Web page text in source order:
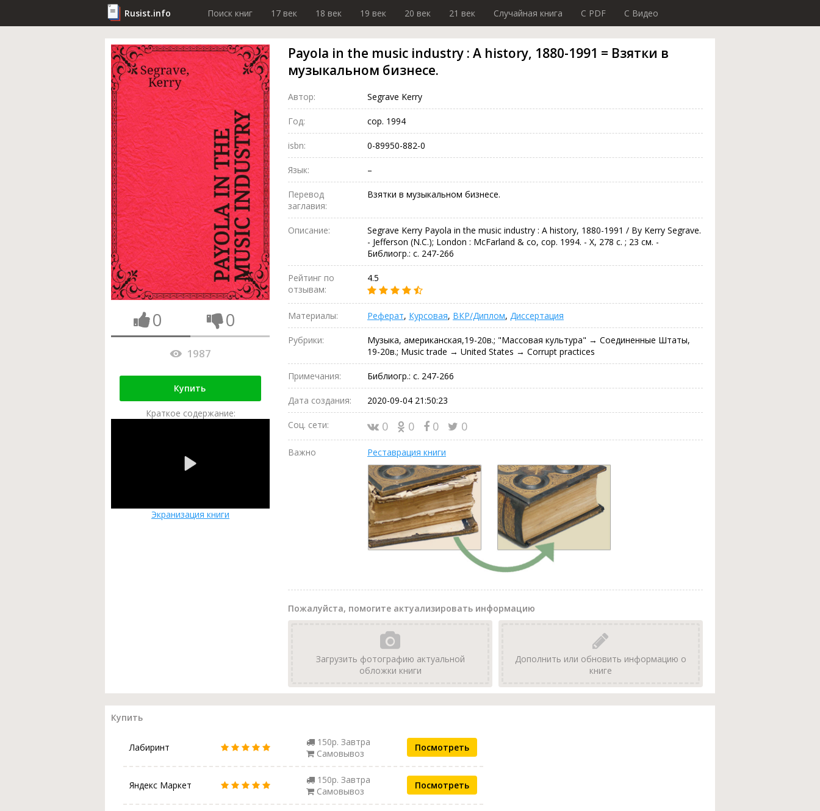
Rusist.info Поиск книг 17 век 18 век 19 век 20 век 21 век Случайная книга C PDF C Видео
0 0
1987
Купить
Краткое содержание:
Экранизация книги
Payola in the music industry : A history, 1880-1991 = Взятки в
музыкальном бизнесе.
Автор: Segrave Kerry
Год: cop. 1994
isbn: 0-89950-882-0
Язык: –
Перевод
заглавия:
Взятки в музыкальном бизнесе.
Описание:
Segrave Kerry Payola in the music industry : A history, 1880-1991 / By Kerry Segrave.
- Jefferson (N.C.); London : McFarland & co, cop. 1994. - X, 278 c. ; 23 см. -
Библиогр.: с. 247-266
Рейтинг по
отзывам:
4.5
Материалы: Реферат, Курсовая, ВКР/Диплом, Диссертация
Рубрики:
Музыка, американская,19-20в.; "Массовая культура" → Соединенные Штаты,
19-20в.; Music trade → United States → Corrupt practices
Примечания: Библиогр.: с. 247-266
Дата создания: 2020-09-04 21:50:23
Соц. сети: 0 0 0 0
Важно Реставрация книги
Пожалуйста, помогите актуализировать информацию
Загрузить фотографию актуальной
обложки книги
Дополнить или обновить информацию о
книге
Купить
Лабиринт
150р. Завтра
Самовывоз
Посмотреть
Яндекс Маркет
150р. Завтра
Самовывоз
Посмотреть